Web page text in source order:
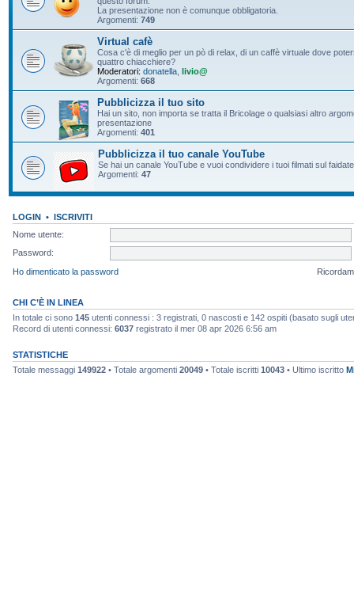
La presentazione non è comunque obbligatoria.
Argomenti: 749
Virtual cafè
Cosa c'è di meglio per un pò di relax, di un caffè virtuale dove
quattro chiacchiere?
Moderatori: donatella livio@
Argomenti: 668
Pubblicizza il tuo sito
Hai un sito, non importa se tratta il Bricolage o qualsiasi altro
presentazione
Argomenti: 401
Pubblicizza il tuo canale YouTube
Se hai un canale YouTube e vuoi condividere i tuoi filmati sul
Argomenti: 47
LOGIN • ISCRIVITI
Nome utente:
Password:
Ho dimenticato la password
CHI C’È IN LINEA
In totale ci sono 145 utenti connessi : 3 registrati, 0 nascosti e 142 ospiti (basato sugli
Record di utenti connessi: 6037 registrato il mer 08 apr 2026 6:56 am
STATISTICHE
Totale messaggi 149922 • Totale argomenti 20049 • Totale iscritti 10043 • Ultimo iscritto